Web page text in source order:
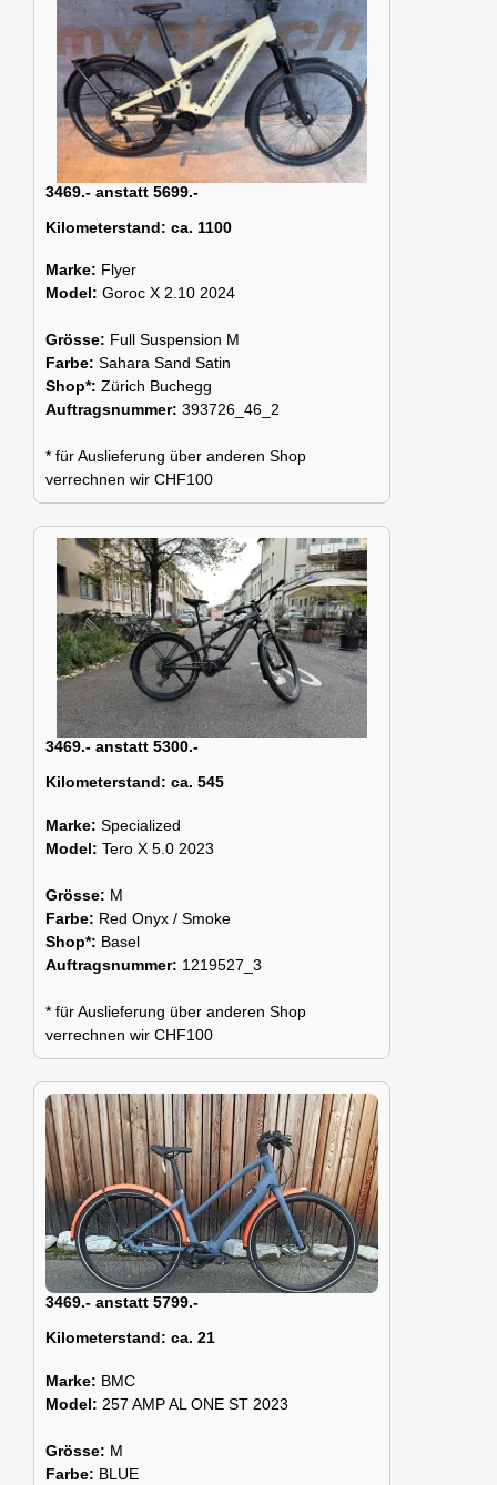
3469.- anstatt 5699.-
Kilometerstand: ca. 1100
Marke: Flyer
Model: Goroc X 2.10 2024
Grösse: Full Suspension M
Farbe: Sahara Sand Satin
Shop*: Zürich Buchegg
Auftragsnummer: 393726_46_2
* für Auslieferung über anderen Shop
verrechnen wir CHF100
3469.- anstatt 5300.-
Kilometerstand: ca. 545
Marke: Specialized
Model: Tero X 5.0 2023
Grösse: M
Farbe: Red Onyx / Smoke
Shop*: Basel
Auftragsnummer: 1219527_3
* für Auslieferung über anderen Shop
verrechnen wir CHF100
3469.- anstatt 5799.-
Kilometerstand: ca. 21
Marke: BMC
Model: 257 AMP AL ONE ST 2023
Grösse: M
Farbe: BLUE